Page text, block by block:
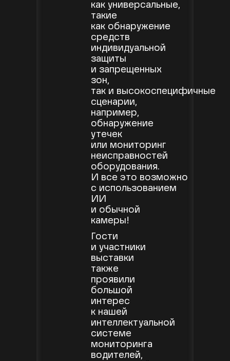
как универсальные,
такие
как обнаружение
средств
индивидуальной
защиты
и запрещенных
зон,
так и высокоспецифичные
сценарии,
например,
обнаружение
утечек
или мониторинг
неисправностей
оборудования.
И все это возможно
с использованием
ИИ
и обычной
камеры!
Гости
и участники
выставки
также
проявили
большой
интерес
к нашей
интеллектуальной
системе
мониторинга
водителей,